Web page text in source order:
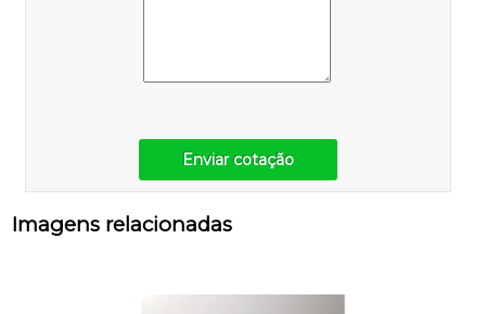
Enviar cotação
Imagens relacionadas